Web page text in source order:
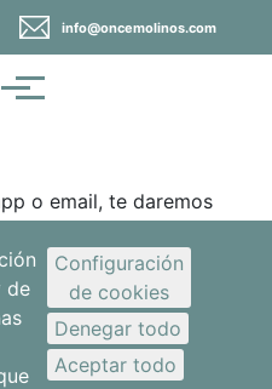
info@oncemolinos.com
Menú
o email, te daremos
de
Configuración
de cookies
Denegar todo
Aceptar todo